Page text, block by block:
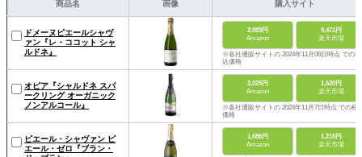
商品名 画像 購入サイト
ドメーヌピエールシャヴ
ァン『レ・ココット シャ
ルドネ』
2,083円
Amazon
9,471円
楽天市場
※各社通販サイトの 2024年11月06日時点 での税
込価格
オピア『シャルドネ スパ
ークリング オーガニック
ノンアルコール』
2,025円
Amazon
1,620円
楽天市場
※各社通販サイトの 2024年11月7日時点 での税
価格
ピエール・シャヴァン ピ
エール・ゼロ『ブラン・
1,686円
Amazon
1,210円
楽天市場